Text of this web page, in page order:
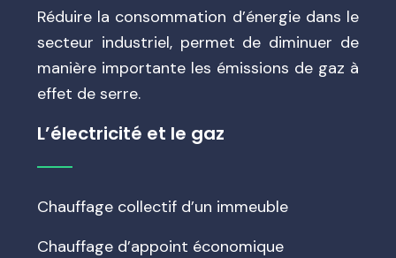
Réduire la consommation d’énergie dans le
secteur industriel, permet de diminuer de
manière importante les émissions de gaz à
effet de serre.
L’électricité et le gaz
Chauffage collectif d’un immeuble
Chauffage d’appoint économique